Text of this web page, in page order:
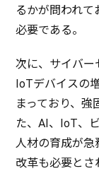
るかが問われて
必要である。
次に、 サイバー
IoTデバイスの
まっており、強
た、AI、IoT、
人材の育成が急
改革も必要とさ